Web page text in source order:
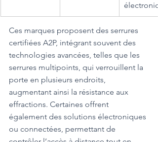
Ces marques proposent des serrures
certifiées A2P, intégrant souvent des
technologies avancées, telles que les
serrures multipoints, qui verrouillent la
porte en plusieurs endroits,
augmentant ainsi la résistance aux
effractions. Certaines offrent
également des solutions électroniques
ou connectées, permettant de